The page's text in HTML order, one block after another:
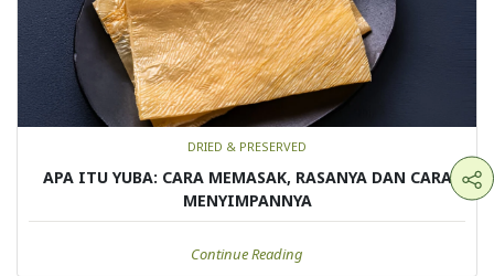
DRIED & PRESERVED
APA ITU YUBA: CARA MEMASAK, RASANYA DAN CARA
MENYIMPANNYA
Continue Reading